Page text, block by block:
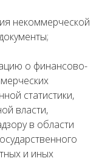
некоммерческой
о финансово-
статистики,
власти,
в области
и иных